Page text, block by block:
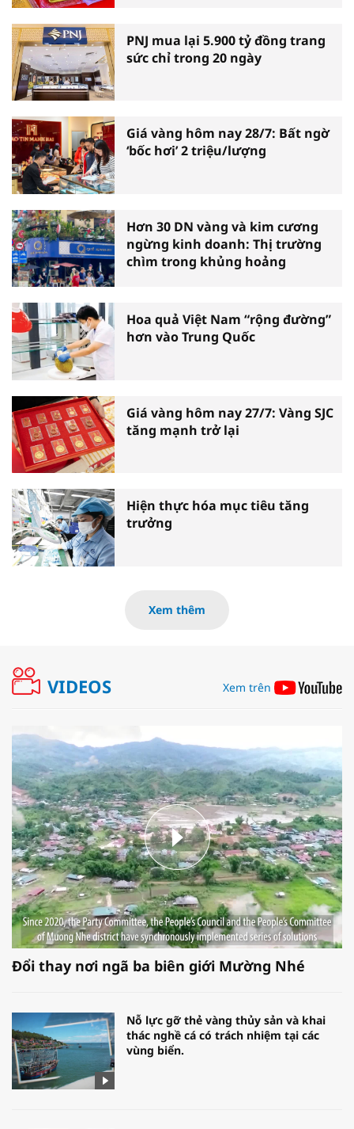
PNJ mua lại 5.900 tỷ đồng trang
sức chỉ trong 20 ngày
Giá vàng hôm nay 28/7: Bất ngờ
‘bốc hơi’ 2 triệu/lượng
Hơn 30 DN vàng và kim cương
ngừng kinh doanh: Thị trường
chìm trong khủng hoảng
Hoa quả Việt Nam “rộng đường”
hơn vào Trung Quốc
Giá vàng hôm nay 27/7: Vàng SJC
tăng mạnh trở lại
Hiện thực hóa mục tiêu tăng
trưởng
Xem thêm
VIDEOS Xem trên
Đổi thay nơi ngã ba biên giới Mường Nhé
Nỗ lực gỡ thẻ vàng thủy sản và khai
thác nghề cá có trách nhiệm tại các
vùng biển.